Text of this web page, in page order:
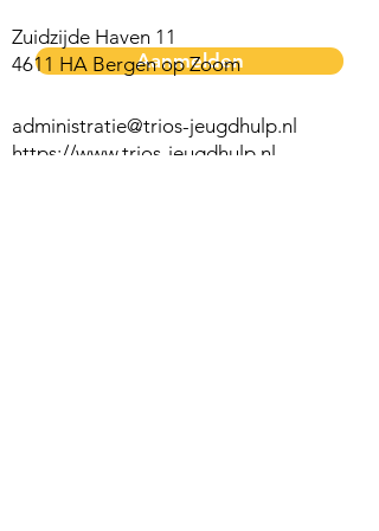
Aanmelden
Zuidzijde Haven 11
4611 HA Bergen op Zoom
administratie@trios-jeugdhulp.nl
https://www.trios-jeugdhulp.nl